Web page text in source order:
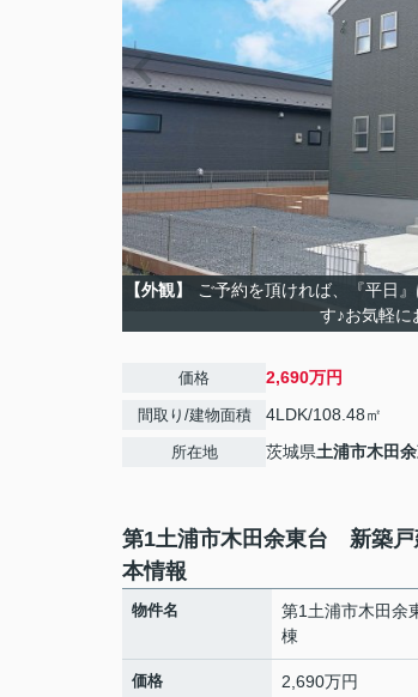
【外観】
ご予約を頂ければ、『平日
す♪お気軽に
価格 2,690万円
間取り/建物面積 4LDK/108.48㎡
所在地 茨城県土浦市木田
第1土浦市木田余東台 新築
本情報
物件名
第1土浦市木田
棟
価格 2,690万円